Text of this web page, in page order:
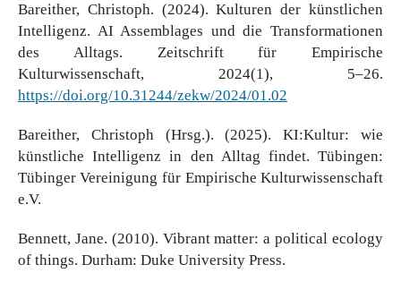
Bareither, Christoph. (2024). Kulturen der künstlichen
Intelligenz. AI Assemblages und die Transformationen
des Alltags. Zeitschrift für Empirische
Kulturwissenschaft, 2024(1), 5–26.
https://doi.org/10.31244/zekw/2024/01.02
Bareither, Christoph (Hrsg.). (2025). KI:Kultur: wie
künstliche Intelligenz in den Alltag findet. Tübingen:
Tübinger Vereinigung für Empirische Kulturwissenschaft
e.V.
Bennett, Jane. (2010). Vibrant matter: a political ecology
of things. Durham: Duke University Press.